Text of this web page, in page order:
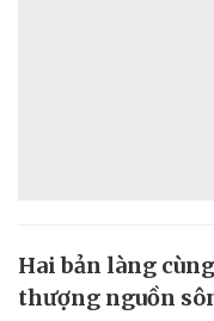
Hai bản làng
thượng nguồn